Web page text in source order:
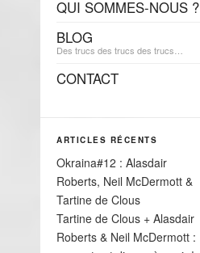
QUI SOMMES-NOUS ?
BLOG
Des trucs des trucs des trucs…
CONTACT
ARTICLES RÉCENTS
Okraina#12 : Alasdair
Roberts, Neil McDermott &
Tartine de Clous
Tartine de Clous + Alasdair
Roberts & Neil McDermott :